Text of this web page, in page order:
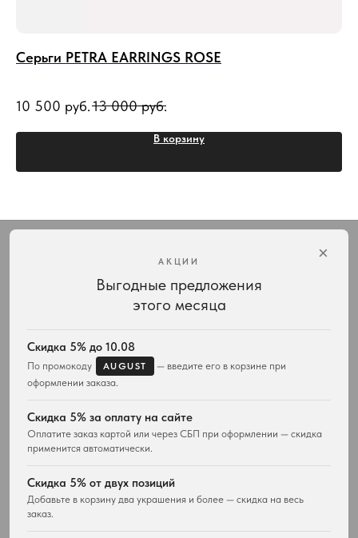
Серьги PETRA EARRINGS ROSE
10 500 руб.13 000 руб.
В корзину
×
АКЦИИ
Выгодные предложения
этого месяца
Скидка 5% до 10.08
По промокоду AUGUST
— введите его в корзине при
оформлении заказа.
Скидка 5% за оплату на сайте
Оплатите заказ картой или через СБП при оформлении — скидка
применится автоматически.
Скидка 5% от двух позиций
Добавьте в корзину два украшения и более — скидка на весь
заказ.
Интернет-магазин украшений Vivienne Westwood с доставкой по всей России
Весь ассортимент
Подвески и ожерелья
Серьги
Кольца
Доставка
Возврат товара
О магазине